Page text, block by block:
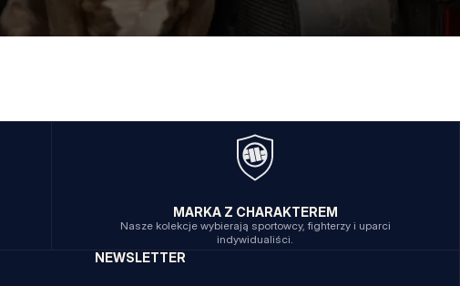
MARKA Z CHARAKTEREM
Nasze kolekcje wybierają sportowcy, fighterzy i uparci
indywidualiści.
NEWSLETTER